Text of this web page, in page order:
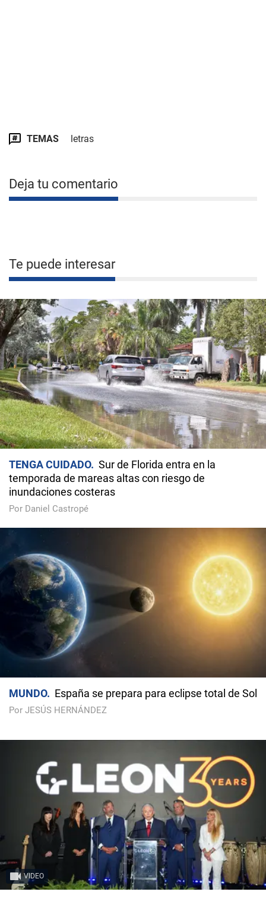
TEMAS letras
Deja tu comentario
Te puede interesar
TENGA CUIDADO
Sur de Florida entra en la
temporada de mareas altas con riesgo de
inundaciones costeras
Por Daniel Castropé
MUNDO España se prepara para eclipse total de Sol
Por JESÚS HERNÁNDEZ
VIDEO